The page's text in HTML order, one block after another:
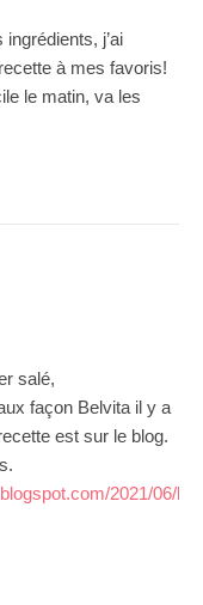
ingrédients, j’ai
à mes favoris!
le matin, va les
salé,
façon Belvita il y a
est sur le blog.
2021/06/